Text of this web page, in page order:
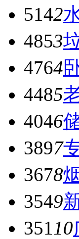
5142
4853
4764
4485
4046
3897
3678
3549
35110